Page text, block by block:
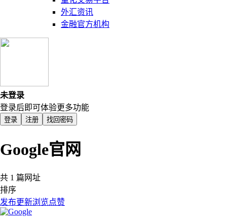
外汇资讯
金融官方机构
未登录
登录后即可体验更多功能
登录 注册 找回密码
Google官网
共 1 篇网址
排序
发布更新浏览点赞